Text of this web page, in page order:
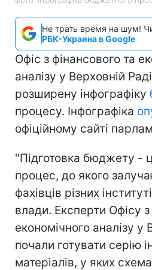
Не трать время на шум!
РБК-Украина в Google
Офіс з фінансового та
аналізу у Верховній
розширену інфографіку
процесу. Інфографіка
офіційному сайті
"Підготовка бюджету -
процес, до якого
фахівців різних
влади. Експерти Офісу з
економічного аналізу у
почали готувати серію
матеріалів, у яких